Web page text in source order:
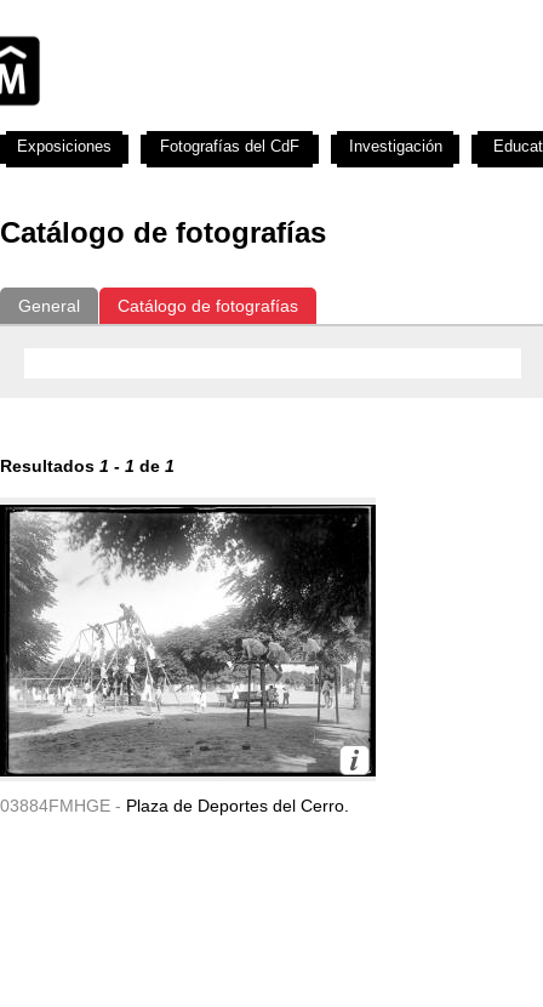
Catálogo de fotografías
General Catálogo de fotografías
Resultados 1 - 1 de 1
03884FMHGE - Plaza de Deportes del Cerro.
Exposiciones Fotografías del CdF Investigación